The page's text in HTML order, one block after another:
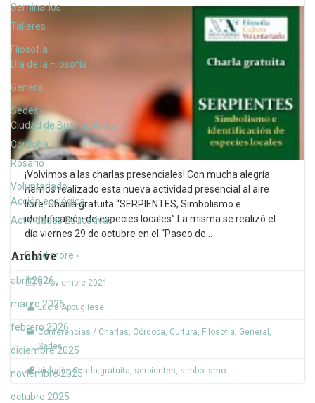
Seminarios
Talleres
Filosofía
Día de la Filosofía
General
Sedes
Ciudad de Buenos Aires
Córdoba
Rosario
Voluntariado
Acción ecológica
Actividades Educativas
Archive
abril 2026
marzo 2026
febrero 2026
diciembre 2025
noviembre 2025
octubre 2025
¡Volvimos a las charlas presenciales! Con mucha alegría
hemos realizado esta nueva actividad presencial al aire
libre: Charla gratuita “SERPIENTES, Simbolismo e
identificación de especies locales” La misma se realizó el
día viernes 29 de octubre en el “Paseo de…
Read more ›
5 noviembre 2021
Lucia Appugliese
Conferencias / Charlas, Córdoba, Cultura, Filosofía, General ,
Sedes
biologia,Charla gratuita, serpientes, simbolismo